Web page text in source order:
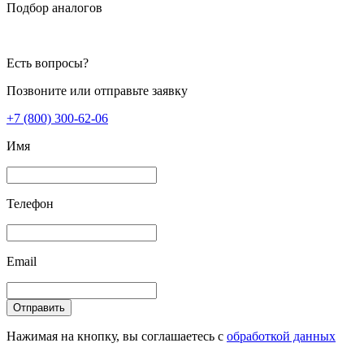
Подбор аналогов
Есть вопросы?
Позвоните или отправьте заявку
+7 (800) 300-62-06
Имя
Телефон
Email
Отправить
Нажимая на кнопку, вы соглашаетесь с обработкой данных